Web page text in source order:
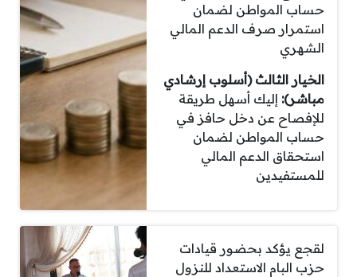
حساب المواطن لضمان
استمرار صرف الدعم المالي
الشهري
الخيار الثالث (أسلوب إرشادي
مباشر): إليك أسهل طريقة
للإفصاح عن دخل حافز في
حساب المواطن لضمان
استحقاق الدعم المالي
للمستفيدين
لقجع يؤكد بحضور قيادات
حزب البام الاستعداد للنزول